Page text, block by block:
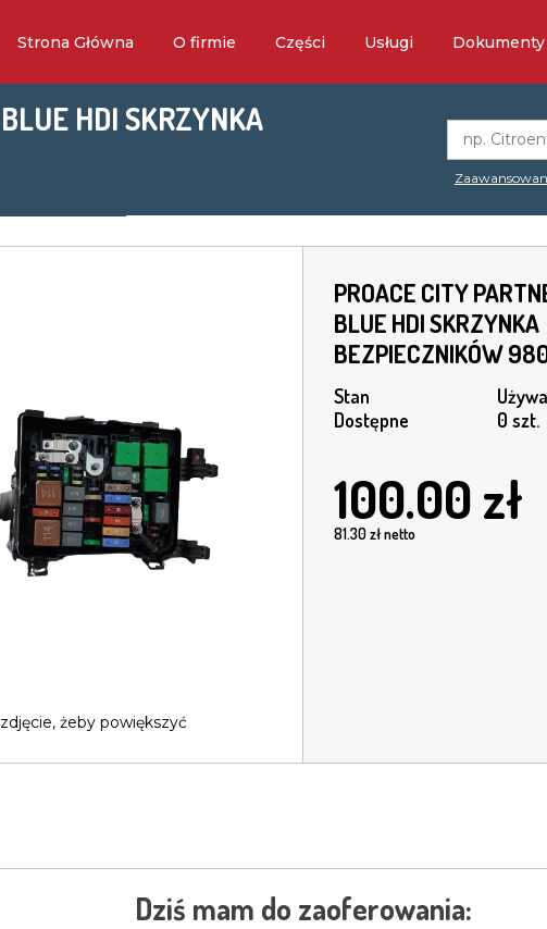
Strona Główna O firmie Części Usługi Dokumenty
HDI SKRZYNKA
zdjęcie, żeby powiększyć
PROACE CITY
BLUE HDI SKRZYNKA
BEZPIECZNIKÓW
Stan
Dostępne
0 szt.
100.00 zł
81.30zł netto
Dziś mam do zaoferowania: